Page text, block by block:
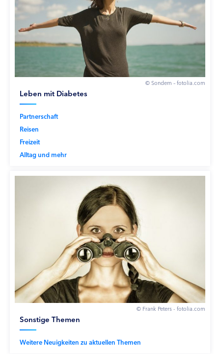
© Sondem – fotolia.com
Leben mit Diabetes
Partnerschaft
Reisen
Freizeit
Alltag und mehr
© Frank Peters - fotolia.com
Sonstige Themen
Weitere Neuigkeiten zu aktuellen Themen